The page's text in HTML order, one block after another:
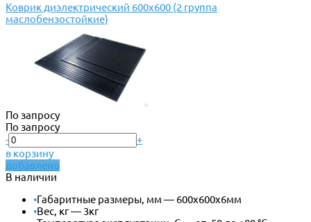
Коврик диэлектрический 600х600 (2 группа
маслобензостойкие)
По запросу
По запросу
-
+
в корзину
добавлено
В наличии
•Габаритные размеры, мм — 600х600х6мм
•Вес, кг — 3кг